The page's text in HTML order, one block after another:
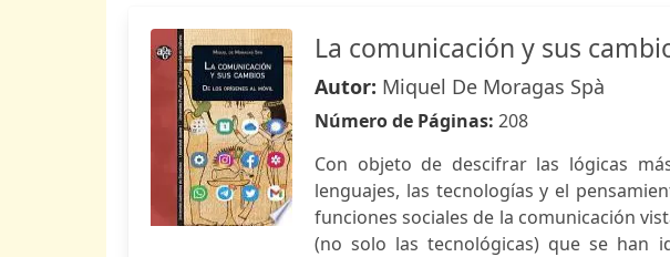
La comunicación y sus
Autor: Miquel De Moragas Spà
Número de Páginas: 208
Con objeto de descifrar las lógicas
lenguajes, las tecnologías y el
funciones sociales de la comunicación
(no solo las tecnológicas) que se han